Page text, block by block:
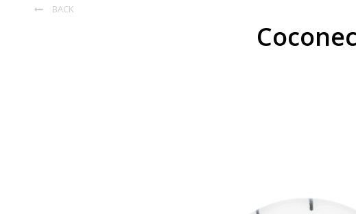
 BACK